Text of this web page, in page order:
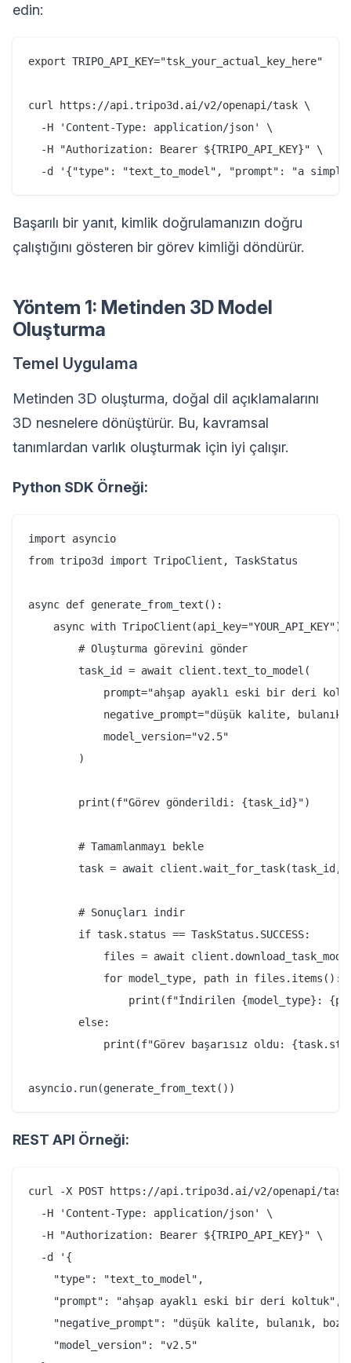
edin:
export TRIPO_API_KEY="tsk_your_actual_key_here"
curl https://api.tripo3d.ai/v2/openapi/task \
  -H 'Content-Type: application/json' \
  -H "Authorization: Bearer ${TRIPO_API_KEY}" \
Başarılı bir yanıt, kimlik doğrulamanızın doğru
çalıştığını gösteren bir görev kimliği döndürür.
Yöntem 1: Metinden 3D Model
Oluşturma
Temel Uygulama
Metinden 3D oluşturma, doğal dil açıklamalarını
3D nesnelere dönüştürür. Bu, kavramsal
tanımlardan varlık oluşturmak için iyi çalışır.
Python SDK Örneği:
import asyncio
from tripo3d import TripoClient, TaskStatus
async def generate_from_text():
async with TripoClient(api_key="YOUR_API_KEY")
        # Oluşturma görevini gönder
        task_id = await client.text_to_model(
prompt="ahşap ayaklı eski bir deri
negative_prompt="düşük kalite, bulanık,
            model_version="v2.5"
        )
        print(f"Görev gönderildi: {task_id}")
        # Tamamlanmayı bekle
task = await client.wait_for_task(task_id,
        # Sonuçları indir
        if task.status == TaskStatus.SUCCESS:
files = await
            for model_type, path in files.items():
print(f"İndirilen {model_type}:
        else:
print(f"Görev başarısız oldu:
REST API Örneği:
curl -X POST https://api.tripo3d.ai/v2/openapi/
  -H 'Content-Type: application/json' \
  -H "Authorization: Bearer ${TRIPO_API_KEY}" \
  -d '{
    "type": "text_to_model",
    "prompt": "ahşap ayaklı eski bir deri koltuk",
"negative_prompt": "düşük kalite, bulanık,
    "model_version": "v2.5"